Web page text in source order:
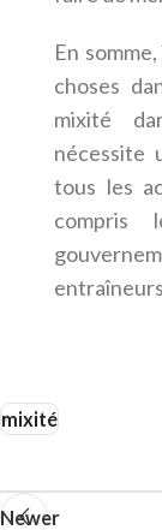
En
choses
mixité
nécessite
tous les
compris
mixité
Newer